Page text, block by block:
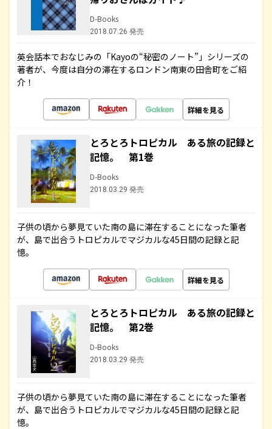
D-Books
2018.07.26 発売
英会話本でおなじみの「Kayoの“秘密のノート”」シリーズの
著者が、今度は自分の滞在するロンドン南東の田舎町をご紹
介！
詳細を見る
とろとろトロピカル ある旅の記録と
記憶。 第1巻
D-Books
2018.03.29 発売
子供の頃から夢見ていた南の島に滞在することになった筆者
が、島で出合うトロピカルでマジカルな45日間の記録と記
憶。
詳細を見る
とろとろトロピカル ある旅の記録と
記憶。 第2巻
D-Books
2018.03.29 発売
子供の頃から夢見ていた南の島に滞在することになった筆者
が、島で出合うトロピカルでマジカルな45日間の記録と記
憶。